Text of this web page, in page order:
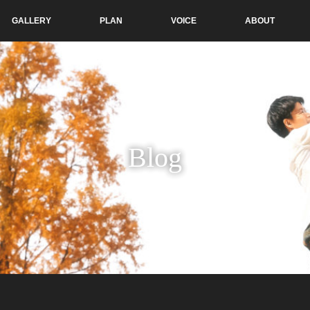
GALLERY PLAN VOICE ABOUT
Blog